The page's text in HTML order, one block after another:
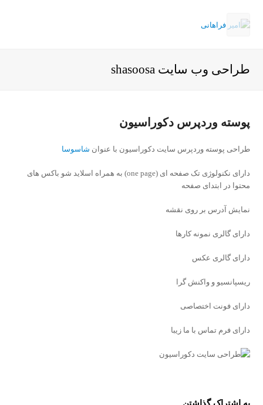
Open
Menu
طراحی وب سایت shasoosa
پوسته وردپرس دکوراسیون
طراحی پوسته وردپرس سایت دکوراسیون با عنوان شاسوسا
دارای نکنولوژی تک صفحه ای (one page) به همراه اسلاید شو باکس های
محتوا در ابتدای صفحه
نمایش آدرس بر روی نقشه
دارای گالری نمونه کارها
دارای گالری عکس
ریسپانسیو و واکنش گرا
دارای فونت اختصاصی
دارای فرم تماس با ما زیبا